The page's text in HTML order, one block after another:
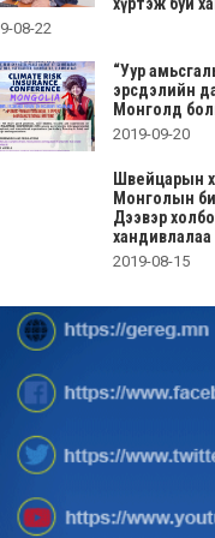
08-22
“Уур
эрсдэлийн
Монголд
2019-09-20
Швейцарын
Монголын
Дээвэр
хандивлалаа
2019-08-15